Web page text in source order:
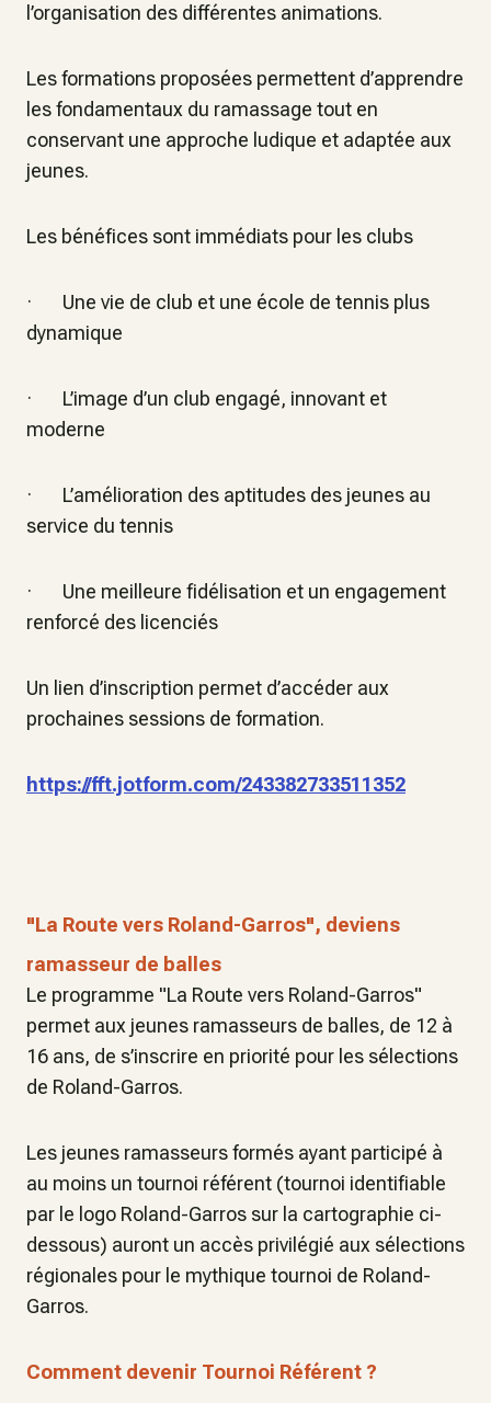
l’organisation des différentes animations.
Les formations proposées permettent d’apprendre
les fondamentaux du ramassage tout en
conservant une approche ludique et adaptée aux
jeunes.
Les bénéfices sont immédiats pour les clubs
· Une vie de club et une école de tennis plus
dynamique
· L’image d’un club engagé, innovant et
moderne
· L’amélioration des aptitudes des jeunes au
service du tennis
· Une meilleure fidélisation et un engagement
renforcé des licenciés
Un lien d’inscription permet d’accéder aux
prochaines sessions de formation.
https://fft.jotform.com/243382733511352
"La Route vers Roland-Garros", deviens
ramasseur de balles
Le programme "La Route vers Roland-Garros"
permet aux jeunes ramasseurs de balles, de 12 à
16 ans, de s’inscrire en priorité pour les sélections
de Roland-Garros.
Les jeunes ramasseurs formés ayant participé à
au moins un tournoi référent (tournoi identifiable
par le logo Roland-Garros sur la cartographie ci-
dessous) auront un accès privilégié aux sélections
régionales pour le mythique tournoi de Roland-
Garros.
Comment devenir Tournoi Référent ?